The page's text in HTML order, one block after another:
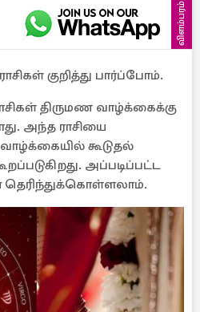
விளம்பரம்
குறித்து பார்ப்போம்.
திருமண வாழ்க்கைக்கு
அந்த ராசியை
கூடுதல்
அப்படிப்பட்ட
தெரிந்துக்கொள்ளலாம்.